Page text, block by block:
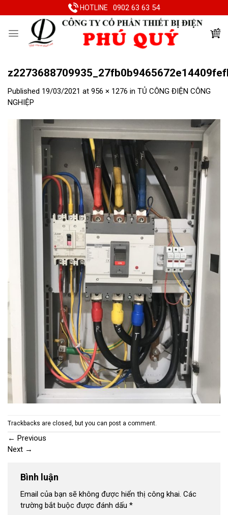
to
HOTLINE 0902 63 63 54
Published 19/03/2021 at 956 × 1276 in TỦ CÔNG ĐIỆN CÔNG
NGHIỆP
Trackbacks are closed, but you can post a comment
← Previous
Next →
Bình luận
Email của bạn sẽ không được hiển thị công khai. Các
trường bắt buộc được đánh dấu *